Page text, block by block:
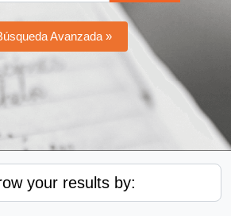
Avanzada »
your results by: